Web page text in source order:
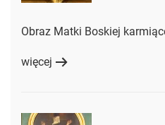
Obraz Matki Boskiej
więcej